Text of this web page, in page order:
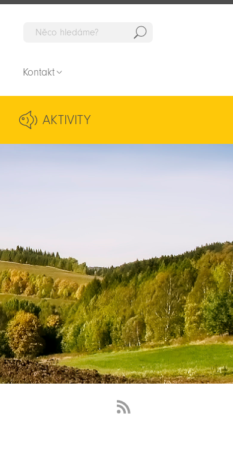
Kontakt
AKTIVITY